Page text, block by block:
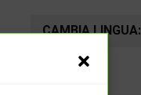
CAMBIA LINGUA: